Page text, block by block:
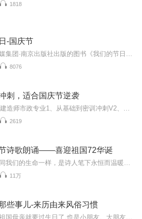
1818
-国庆节
8076
刺，适合国庆节逆袭
2619
诗歌朗诵——喜迎祖国72华诞
11万
些事儿-来历由来风俗习惯